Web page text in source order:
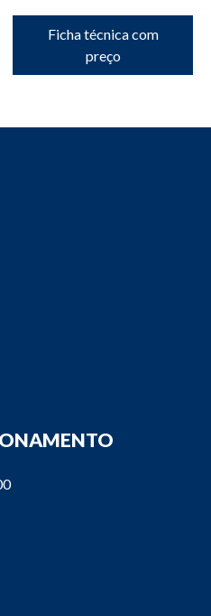
Ficha técnica com
preço